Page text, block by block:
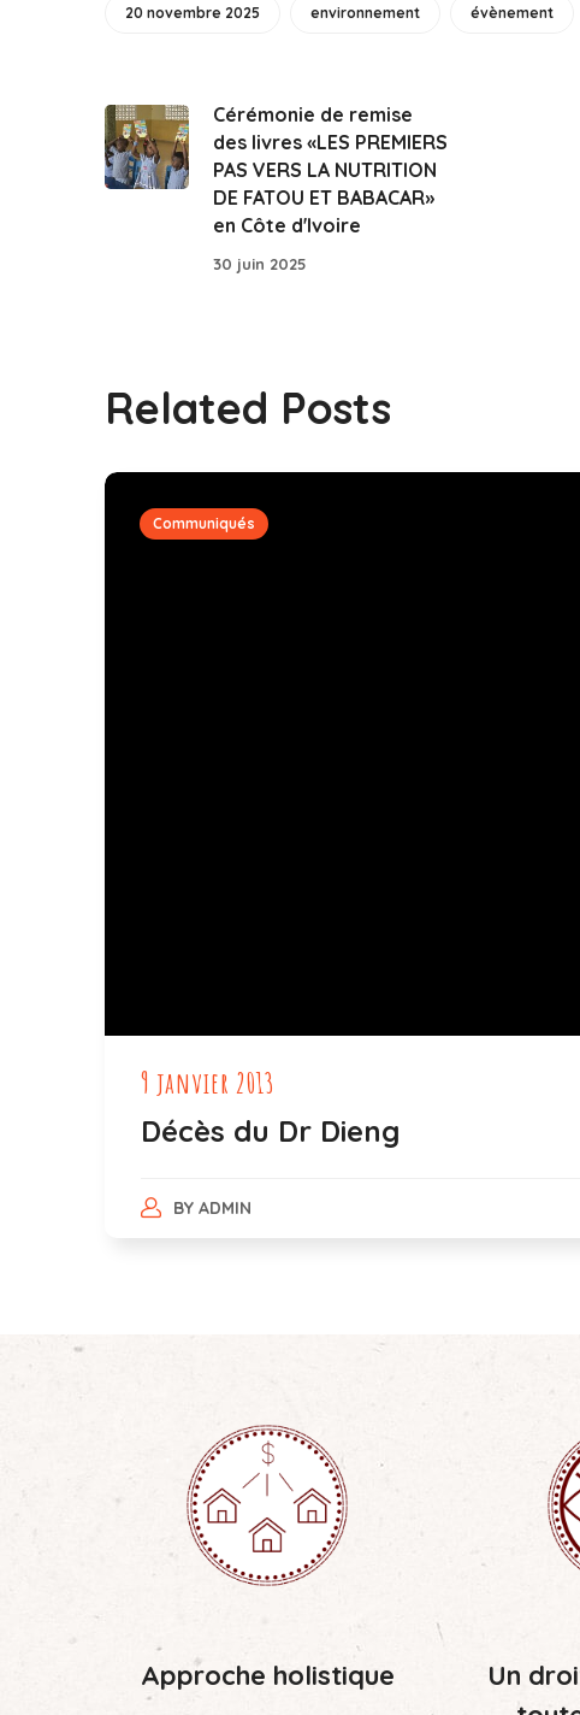
20 novembre 2025 environnement évènement
Cérémonie de remise
des livres «LES PREMIERS
PAS VERS LA NUTRITION
DE FATOU ET BABACAR»
en Côte d'Ivoire
30 juin 2025
Related Posts
Communiqués
9 janvier 2013
Décès du Dr Dieng
BY ADMIN
Approche holistique
Un